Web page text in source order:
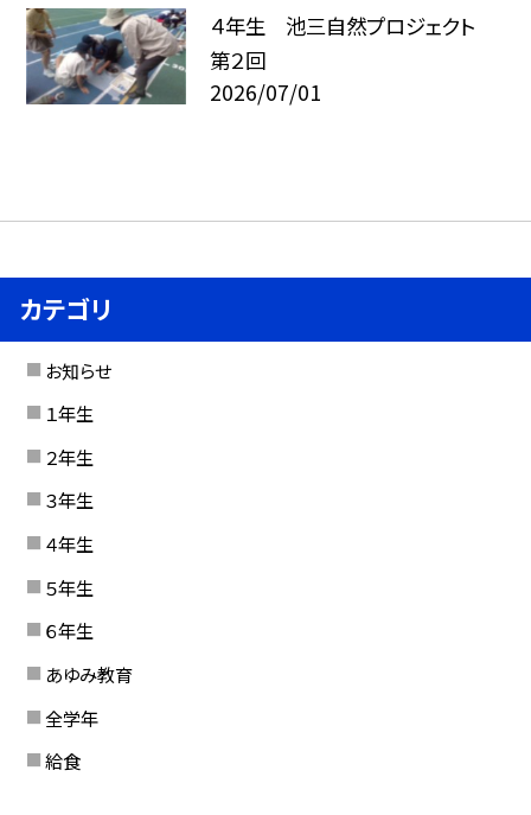
４年生 池三自然プロジェクト
第２回
2026/07/01
カテゴリ
お知らせ
１年生
２年生
３年生
４年生
５年生
６年生
あゆみ教育
全学年
給食